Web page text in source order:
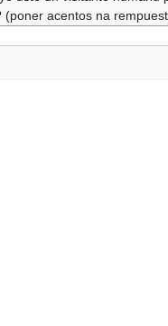
(poner acentos na